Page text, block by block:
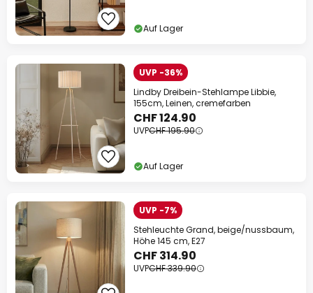
Auf Lager
UVP -36%
Lindby Dreibein-Stehlampe Libbie,
155cm, Leinen, cremefarben
CHF 124.90
UVPCHF 195.90
Auf Lager
UVP -7%
Stehleuchte Grand, beige/nussbaum,
Höhe 145 cm, E27
CHF 314.90
UVPCHF 339.90